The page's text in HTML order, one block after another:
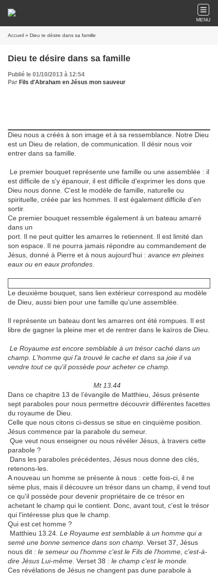
MENU
Accueil » Dieu te désire dans sa famille
Dieu te désire dans sa famille
Publié le 01/10/2013 à 12:54
Par Fils d'Abraham en Jésus mon sauveur
Dieu nous a créés à son image et à sa ressemblance. Notre Dieu
est un Dieu de relation, de communication. Il désir nous voir
entrer dans sa famille.
Le premier bouquet représente une famille ou une assemblée : il
est difficile de s'y épanouir, il est difficile d’exprimer les dons que
Dieu nous donne. C'est le modèle de famille, naturelle ou
spirituelle, créée par les hommes. Il est également difficile d’en
sortir.
Ce premier bouquet ressemble également à un bateau amarré
dans un
port. Il ne peut quitter les amarres le retiennent. Il est limité dan
son espace. Il ne pourra jamais répondre au commandement de
Jésus, donné à Pierre et à nous aujourd’hui : avance en pleines
eaux ou en eaux profondes.
Le deuxième bouquet, sans lien extérieur correspond au modèle
de Dieu, aussi bien pour une famille qu’une assemblée.
Il représente un bateau dont les amarres ont été rompues. Il est
libre de gagner la pleine mer et de rentrer dans le kaïros de Dieu.
Le Royaume est encore semblable à un trésor caché dans un
champ. L'homme qui l'a trouvé le cache et dans sa joie il va
vendre tout ce qu'il possède pour acheter ce champ.
Mt 13.44
Dans ce chapitre 13 de l’évangile de Matthieu, Jésus présente
sept paraboles pour nous permettre découvrir différentes facettes
du royaume de Dieu.
Celle que nous citons ci-dessus se situe en cinquième position.
Jésus commence par la parabole du semeur.
Que veut nous enseigner ou nous révéler Jésus, à travers cette
parabole ?
Dans les paraboles précédentes, Jésus nous donne des clés,
retenons-les.
A nouveau un homme se présente à nous : cette fois-ci, il ne
sème plus, mais il découvre un trésor dans un champ, il vend tout
ce qu'il possède pour devenir propriétaire de ce trésor en
achetant le champ qui le contient. Donc, avant tout, c'est le trésor
qui l'intéresse plus que le champ.
Qui est cet homme ?
Matthieu 13.24. Le Royaume est semblable à un homme qui a
semé une bonne semence dans son champ . Verset 37, Jésus
nous dit : le semeur ou l'homme c'est le Fils de l'homme, c'est-à-
dire Jésus Lui-même . Verset 38 : le champ c'est le monde.
Ces révélations de Jésus ne changent pas dune parabole à